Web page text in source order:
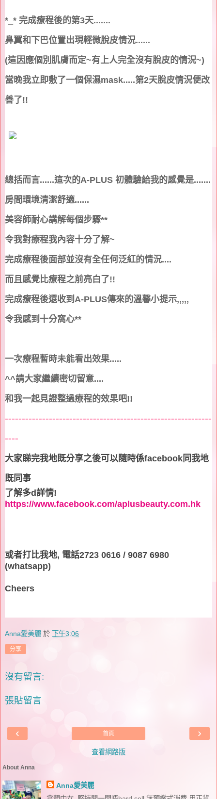
*_* 完成療程後的第3天.......
鼻翼和下巴位置出現輕微脫皮情況......
(這因應個別肌膚而定~有上人完全沒有脫皮的情況~)
當晚我立即敷了一個保濕mask.....第2天脫皮情況便改
善了!!
總括而言......這次的A-PLUS 初體驗給我的感覺是.......
房間環境清潔舒適......
美容師耐心講解每個步驟**
令我對療程我內容十分了解~
完成療程後面部並沒有全任何泛紅的情況....
而且感覺比療程之前亮白了!!
完成療程後還收到 A-PLUS傳來的溫馨小提示,,,,,
令我感到十分窩心**
一次療程暫時未能看出效果.....
^^請大家繼續密切留意....
和我一起見證整過療程的效果吧!!
-------------------------------------------------------------
----
大家睇完我地既分享之後可以隨時係facebook 同我地
既同事
了解多d詳情!
https://www.facebook.com/aplusbeauty.com.hk
或者打比我地, 電話2723 0616 / 9087 6980
(whatsapp)
Cheers
Anna愛美麗 於 下午3:06
分享
沒有留言:
張貼留言
‹ ›
首頁
查看網路版
About Anna
Anna愛美麗